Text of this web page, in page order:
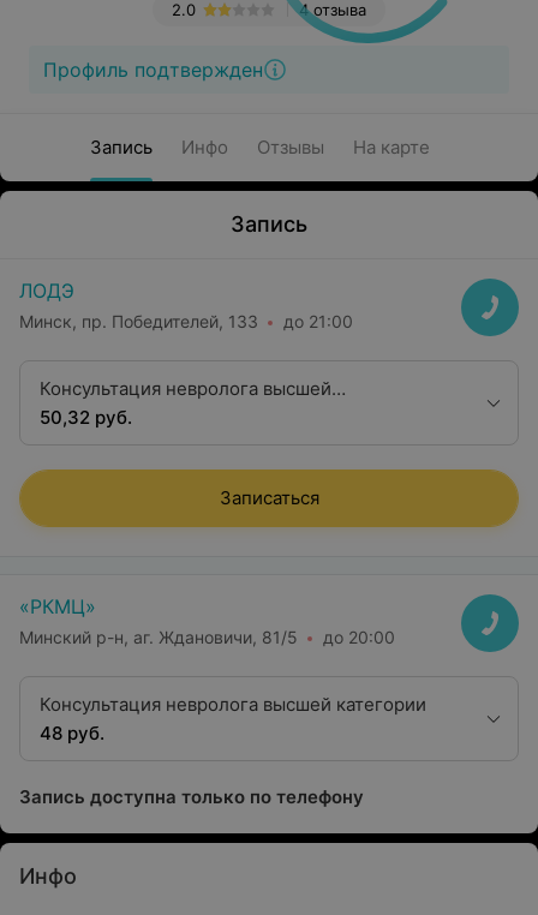
4 отзыва
2.0
Профиль подтвержден
Запись Инфо Отзывы На карте
Запись
ЛОДЭ
Минск, пр. Победителей, 133 до 21:00
Консультация невролога высшей
квалификационной категории
50,32 руб.
Записаться
«РКМЦ»
Минский р-н, аг. Ждановичи, 81/5 до 20:00
Консультация невролога высшей категории
48 руб.
Запись доступна только по телефону
Инфо